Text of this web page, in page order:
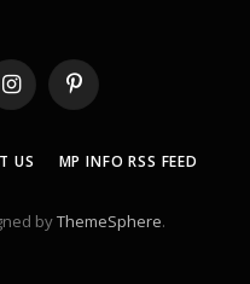
InstagramPinterest
US MP INFO RSS FEED
byThemeSphere.